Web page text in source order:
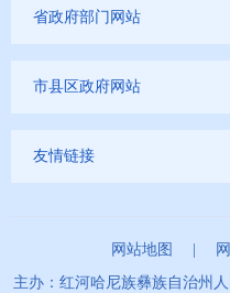
省政府部门网站
市县区政府网站
友情链接
网站地图
主办：红河哈尼族彝族自治州